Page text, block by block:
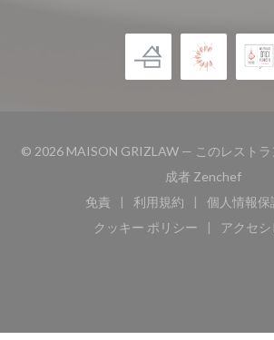
© 2026 MAISON GRIZLAW — このレスト
成者 Zenchef((新
免責
((新しいウィンドウで開きま
利用規約
((新しいウィンド
個人情報保
クッキー ポリシー
((新しいウィンドウ
アクセ